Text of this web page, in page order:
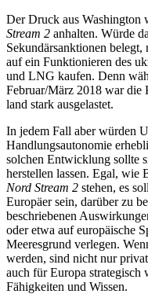
Der Druck aus
Stream 2 an­halten. Würde
Sekundärsanktionen
auf ein Funktionieren des
und LNG kaufen. Denn
Februar/März 2018 war die
land stark ausgelastet.
In jedem Fall aber würden
Hand­lungs­autonomie
solchen Entwicklung soll­te
her­stellen lassen. Egal, wie
Nord Stream 2 stehen, es
Euro­päer sein, darüber zu
beschriebenen
oder etwa auf europäische
Meeresgrund ver­legen.
werden, sind nicht nur
auch für Europa strategisch
Fähigkeiten und Wissen.